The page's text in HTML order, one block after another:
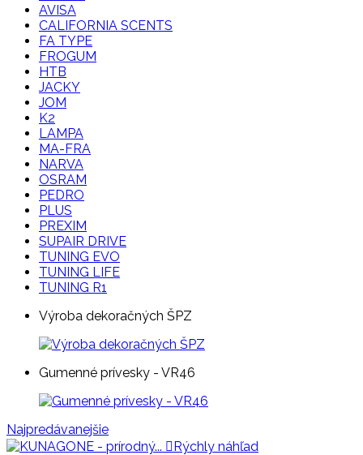
AVISA
CALIFORNIA SCENTS
FA TYPE
FROGUM
HTB
JACKY
JOM
K2
LAMPA
MA-FRA
NARVA
OSRAM
PEDRO
PLUS
PREXIM
SUPAIR DRIVE
TUNING EVO
TUNING LIFE
TUNING R1
Výroba dekoračných ŠPZ
Gumenné prívesky - VR46
Najpredávanejšie
Rýchly náhľad